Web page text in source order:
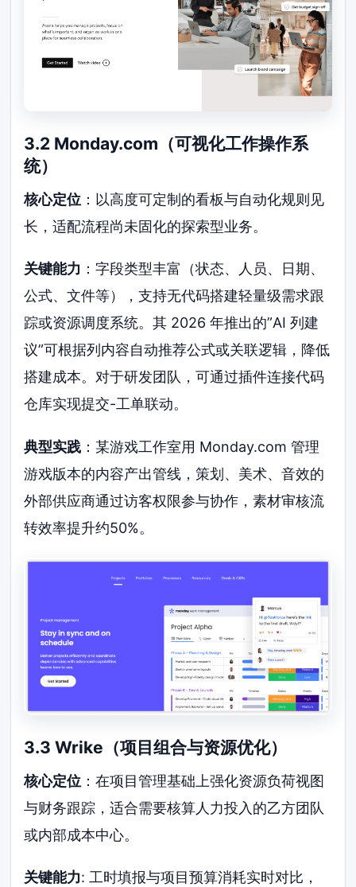
3.2 Monday.com（可视化工作操作系
统）
核心定位 ：以高度可定制的看板与自动化规则见
长，适配流程尚未固化的探索型业务。
关键能力 ：字段类型丰富（状态、人员、日期、
公式、文件等），支持无代码搭建轻量级需求跟
踪或资源调度系统。其 2026 年推出的”AI 列建
议”可根据列内容自动推荐公式或关联逻辑，降低
搭建成本。对于研发团队，可通过插件连接代码
仓库实现提交-工单联动。
典型实践 ：某游戏工作室用 Monday.com 管理
游戏版本的内容产出管线，策划、美术、音效的
外部供应商通过访客权限参与协作，素材审核流
转效率提升约50%。
3.3 Wrike（项目组合与资源优化）
核心定位 ：在项目管理基础上强化资源负荷视图
与财务跟踪，适合需要核算人力投入的乙方团队
或内部成本中心。
关键能力: 工时填报与项目预算消耗实时对比，